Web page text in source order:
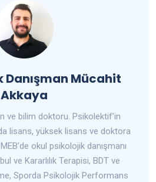
Danışman Mücahit
Akkaya
ve bilim doktoru. Psikolektif’in
lisans, yüksek lisans ve doktora
okul psikolojik danışmanı
ve Kararlılık Terapisi, BDT ve
Sporda Psikolojik Performans